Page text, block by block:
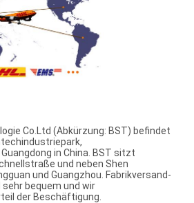
Co.Ltd (Abkürzung: BST) befindet
in China. BST sitzt
und neben Shen
und Guangzhou. Fabrikversand-
bequem und wir
der Beschäftigung.